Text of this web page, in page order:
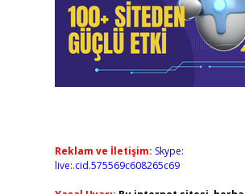
Reklam ve İletişim: Skype:
live:.cid.575569c608265c69